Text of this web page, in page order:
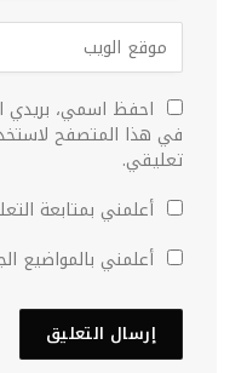
احفظ اسمي، بريدي
في هذا المتصفح
تعليقي.
أعلمني بمتابعة
أعلمني بالمواضيع